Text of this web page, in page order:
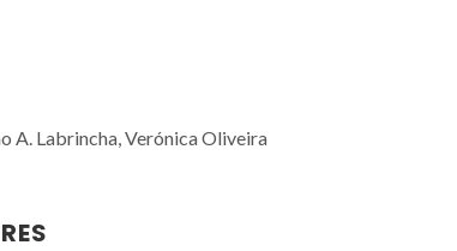
A. Labrincha, Verónica Oliveira